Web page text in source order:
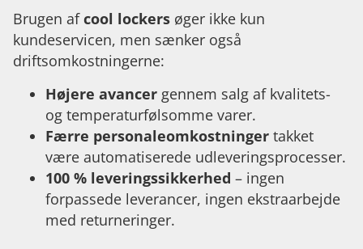
Brugen afcool lockers øger ikke kun
kundeservicen, men sænker også
driftsomkostningerne:
Højere avancer gennem salg af kvalitets-
og temperaturfølsomme varer.
Færre personaleomkostninger takket
være automatiserede udleveringsprocesser.
100 % leveringssikkerhed – ingen
forpassede leverancer, ingen ekstraarbejde
med returneringer.